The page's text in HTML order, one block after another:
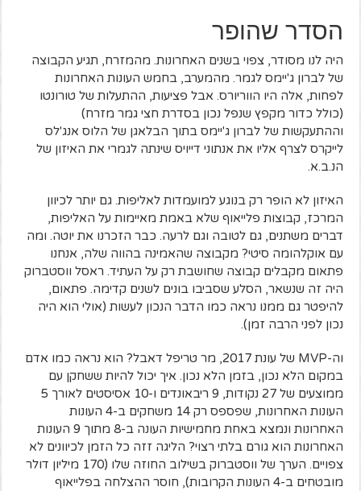
הסדר שהופר
היה לנו מסודר, צפוי בשנים האחרונות. מהמזרח, תגיע הקבוצה
של לברון ג'יימס לגמר. מהמערב, בחמש העונות האחרונות
לפחות, אלה היו הווריורס. אבל פציעות, ההתעלות של טורונטו
(כולל כדור מקפץ שנפל נכון בסדרת חצי גמר מזרח)
וההתעקשות של לברון ג'יימס בתוך הבלאגן של הלוס אנג'לס
לייקרס לצרף אליו את אנתוני דייויס שינתה לגמרי את האיזון של
הנ.ב.א.
האיזון לא הופר רק בנוגע למועמדות לאליפות. גם יותר לכיוון
המרכז, קבוצות פלייאוף שלא באמת מאיימות על האליפות,
דברים משתנים, גם לטובה וגם לרעה. כבר הזכרנו את יוטה. ומה
עם אוקלהומה סיטי? מקבוצה שהאמינה בהווה שלה, אנחנו
פתאום מקבלים קבוצה שחושבת רק על העתיד. ראסל ווסטברוק
היה זה שנשאר, הסלע שסביבו בונים לשנים קדימה. פתאום,
להיפטר גם ממנו נראה כמו הדבר הנכון לעשות (אולי הוא היה
נכון לפני הרבה זמן).
וה-MVP של עונת 2017, מר טריפל דאבל? הוא נראה כמו אדם
במקום הלא נכון, בזמן הלא נכון. איך יכול להיות ששחקן עם
ממוצעים של 27 נקודות, 9 ריבאונדים ו-10 אסיסטים לאורך 5
העונות האחרונות, שפספס רק 14 משחקים ב-4 העונות
האחרונות ונמצא באחת מחמישיות העונה ב-8 מתוך 9 העונות
האחרונות הוא גורם בלתי רצוי? הליגה זזה כל הזמן לכיוונים לא
צפויים. הערך של ווסטברוק בשילוב החוזה שלו (170 מיליון דולר
מובטחים ב-4 העונות הקרובות), חוסר ההצלחה בפלייאוף